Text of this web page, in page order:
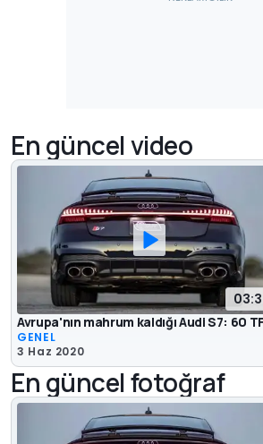
En güncel video
Avrupa'nın mahrum kaldığı Audi S7: 60
GENEL
3 Haz 2020
En güncel fotoğraf